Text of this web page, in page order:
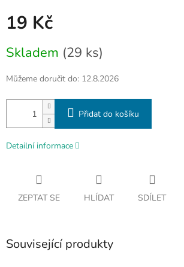
19 Kč
cena:
Skladem (29 ks)
Můžeme doručit do: 12.8.2026
Přidat do košíku
Detailní informace
ZEPTAT SE HLÍDAT SDÍLET
Související produkty